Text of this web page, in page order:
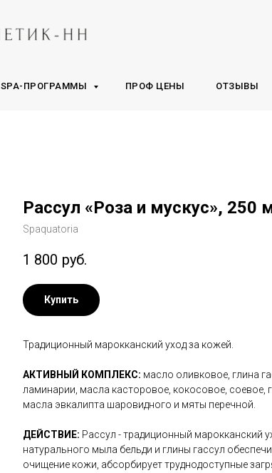
SPA-ПРОГРАММЫ ПРОФ ЦЕНЫ ОТЗЫВЫ
Рассул «Роза и мускус», 250
Spaquatoria
1 800 руб.
Купить
Традиционный марокканский уход за кожей.
АКТИВНЫЙ КОМПЛЕКС: масло оливковое, глина
ламинарии, масла касторовое, кокосовое, соевое,
масла эвкалипта шаровидного и мяты перечной.
ДЕЙСТВИЕ: Рассул - традиционный марокканский
натурального мыла бельди и глины гассул
очищение кожи, абсорбирует труднодоступные